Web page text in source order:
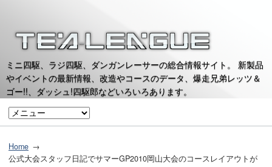
ミニ四駆、ラジ四駆、ダンガンレーサーの総合情報サイト。 新製品
やイベントの最新情報、改造やコースのデータ、爆走兄弟レッツ＆
ゴー!!、ダッシュ!四駆郎などいろいろあります。
Home
公式大会スタッフ日記でサマーGP2010岡山大会のコースレイアウトが